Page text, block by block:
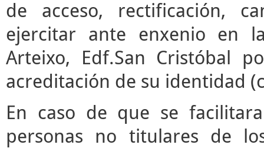
de acceso, rectificación,
ejercitar ante enxenio en
Arteixo, Edf.San Cristóbal
acreditación de su identidad
En caso de que se
personas no titulares de